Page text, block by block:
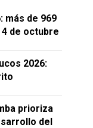
más de 969
de octubre
2026:
prioriza
del